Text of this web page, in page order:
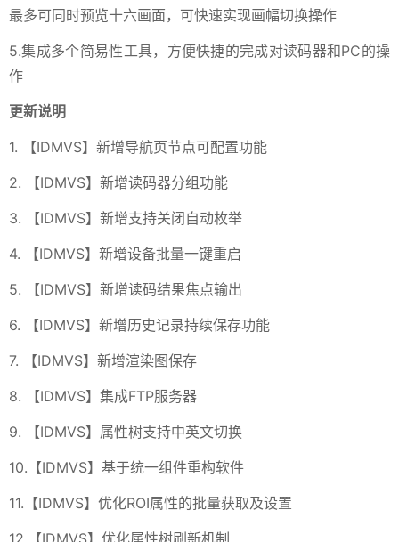
最多可同时预览十六画面，可快速实现画幅切换操作
5.集成多个简易性工具，方便快捷的完成对读码器和PC的操
作
更新说明
1. 【IDMVS】新增导航页节点可配置功能
2. 【IDMVS】新增读码器分组功能
3. 【IDMVS】新增支持关闭自动枚举
4. 【IDMVS】新增设备批量一键重启
5. 【IDMVS】新增读码结果焦点输出
6. 【IDMVS】新增历史记录持续保存功能
7. 【IDMVS】新增渲染图保存
8. 【IDMVS】集成FTP服务器
9. 【IDMVS】属性树支持中英文切换
10.【IDMVS】基于统一组件重构软件
11.【IDMVS】优化ROI属性的批量获取及设置
12.【IDMVS】优化属性树刷新机制